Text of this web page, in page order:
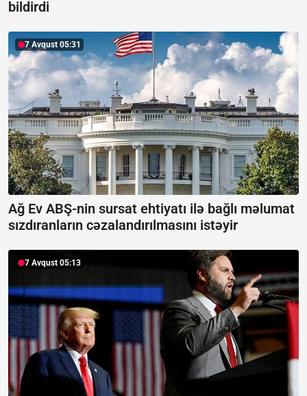
bildirdi
7 Avqust 05:31
Ağ Ev ABŞ-nin sursat ehtiyatı ilə bağlı məlumat
sızdıranların cəzalandırılmasını istəyir
7 Avqust 05:13